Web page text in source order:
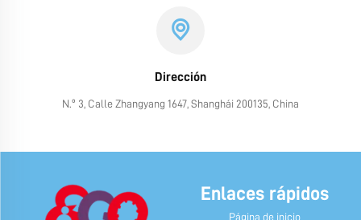
Dirección
N.º 3, Calle Zhangyang 1647, Shanghái 200135, China
Enlaces rápidos
Página de inicio